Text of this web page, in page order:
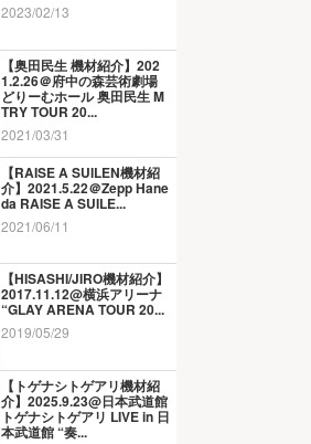
2023/02/13
【奥田民生 機材紹介】202
1.2.26＠府中の森芸術劇場
どりーむホール 奥田民生 M
TRY TOUR 20...
2021/03/31
【RAISE A SUILEN機材紹
介】2021.5.22＠Zepp Hane
da RAISE A SUILE...
2021/06/11
【HISASHI/JIRO機材紹介】
2017.11.12@横浜アリーナ
“GLAY ARENA TOUR 20...
2019/05/29
【トゲナシトゲアリ機材紹
介】2025.9.23@日本武道館
トゲナシトゲアリ LIVE in 日
本武道館 “奏...